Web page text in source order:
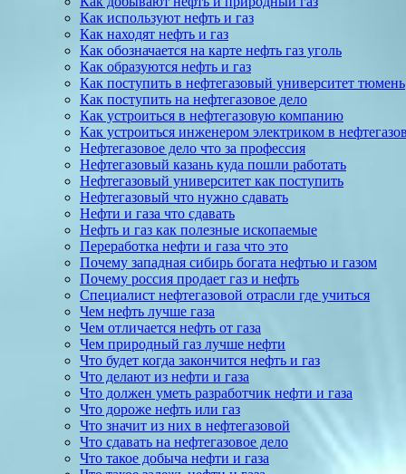
Как используют нефть и газ
Как находят нефть и газ
Как обозначается на карте нефть газ уголь
Как образуются нефть и газ
Как поступить в нефтегазовый университет тюмень
Как поступить на нефтегазовое дело
Как устроиться в нефтегазовую компанию
Как устроиться инженером электриком в
Нефтегазовое дело что за профессия
Нефтегазовый казань куда пошли работать
Нефтегазовый университет как поступить
Нефтегазовый что нужно сдавать
Нефти и газа что сдавать
Нефть и газ как полезные ископаемые
Переработка нефти и газа что это
Почему западная сибирь богата нефтью и газом
Почему россия продает газ и нефть
Специалист нефтегазовой отрасли где учиться
Чем нефть лучше газа
Чем отличается нефть от газа
Чем природный газ лучше нефти
Что будет когда закончится нефть и газ
Что делают из нефти и газа
Что должен уметь разработчик нефти и газа
Что дороже нефть или газ
Что значит из них в нефтегазовой
Что сдавать на нефтегазовое дело
Что такое добыча нефти и газа